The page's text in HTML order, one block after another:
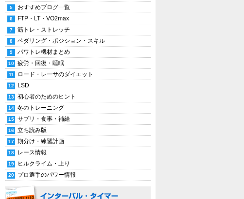
おすすめブログ一覧
FTP・LT・VO2max
筋トレ・ストレッチ
ペダリング・ポジション・スキル
パワトレ機材まとめ
疲労・回復・睡眠
ロード・レーサのダイエット
LSD
初心者のためのヒント
冬のトレーニング
サプリ・食事・補給
立ち読み版
期分け・練習計画
レース情報
ヒルクライム・上り
プロ選手のパワー情報